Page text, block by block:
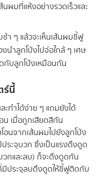
นผมที่แห้งอย่างรวดเร็วและ
า ๆ แล้วจะเห็นเส้นผมชี้ฟู
นำลูกโป่งไปจ่อใกล้ ๆ เศษ
กับลูกโป่งเหมือนกัน
ร์นี้
ทำได้ง่าย ๆ แถมยังได้
น เมื่อถูกเสียดสีกัน
นจากเส้นผมไปยังลูกโป่ง
ประจุบวก ซึ่งเป็นแรงดึงดูด
กและลบ) ก็จะดึงดูดกัน
ประจุลบดึงดูดให้ชี้ฟูติดกับ